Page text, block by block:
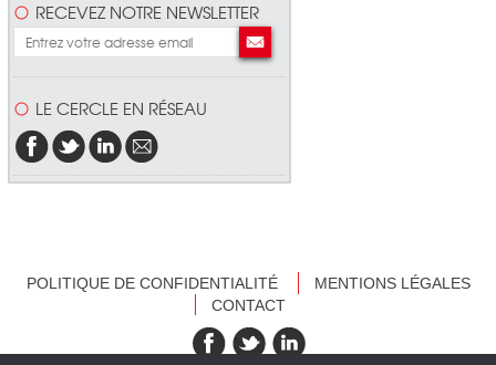
RECEVEZ NOTRE NEWSLETTER
LE CERCLE EN RÉSEAU
POLITIQUE DE CONFIDENTIALITÉ
MENTIONS LÉGALES
CONTACT